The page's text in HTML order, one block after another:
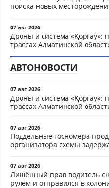
поиска новых
07 авг 2026
Дроны и система «Қорғау»:
трассах Алматинской
АВТОНОВОСТИ
07 авг 2026
Дроны и система «Қорғау»:
трассах Алматинской
07 авг 2026
Поддельные госномера
организатора схемы
07 авг 2026
Лишённый прав водитель
рулём и отправился в